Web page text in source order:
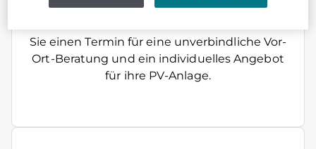
Wechselrichter, Stromspeicher und
Sie einen Termin für eine unverbindliche Vor-
Ort-Beratung und ein individuelles Angebot
für ihre PV-Anlage.